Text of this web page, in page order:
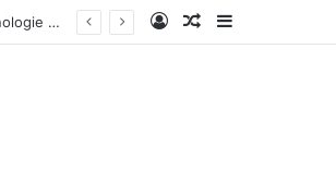
Contractul Climatic continuă prin Compania de Apă? Haritina Craița își susține acuzația cu documente și o cronologie a deciziilor Log InArticol aleatoriu
Sidebar